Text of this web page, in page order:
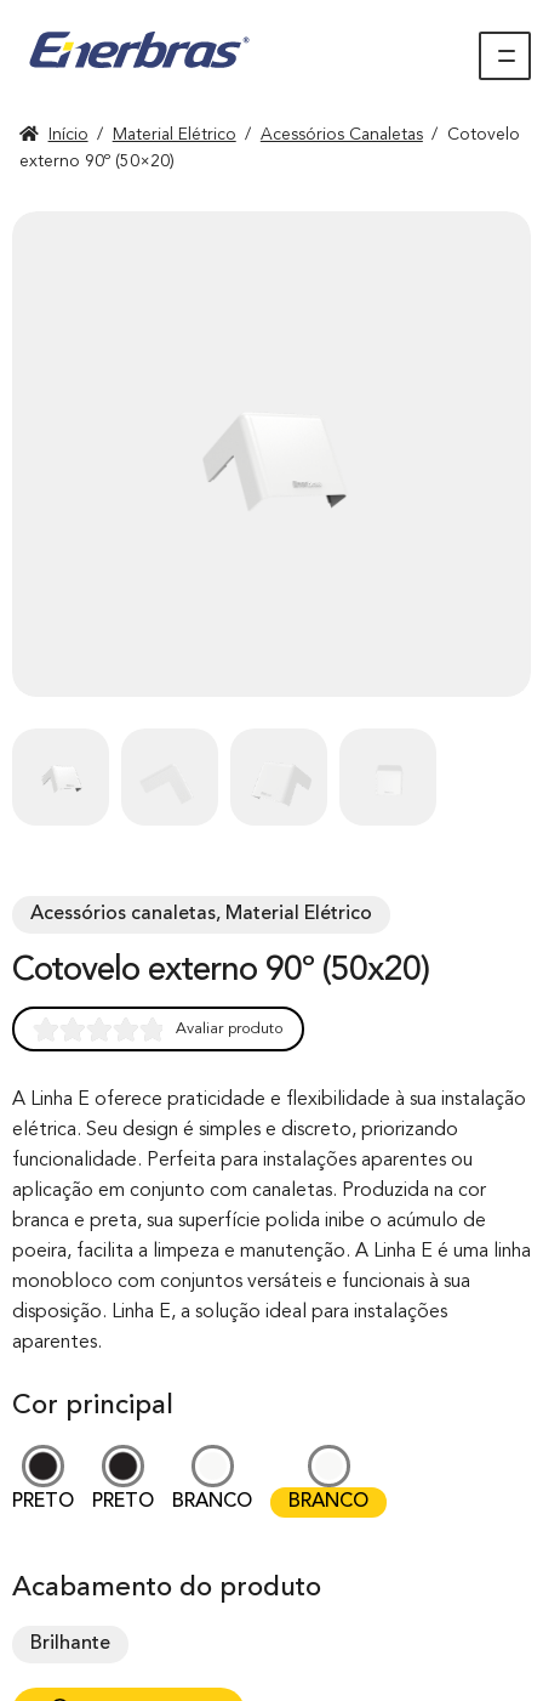
Início / Material Elétrico / Acessórios Canaletas /
Cotovelo
externo 90º (50×20)
Acessórios canaletas, Material Elétrico
Cotovelo externo 90º (50x20)
out of 0
based on
customer
rating
Avaliar produto
A Linha E oferece praticidade e flexibilidade à sua instalação
elétrica. Seu design é simples e discreto, priorizando
funcionalidade. Perfeita para instalações aparentes ou
aplicação em conjunto com canaletas. Produzida na cor
branca e preta, sua superfície polida inibe o acúmulo de
poeira, facilita a limpeza e manutenção. A Linha E é uma linha
monobloco com conjuntos versáteis e funcionais à sua
disposição. Linha E, a solução ideal para instalações
aparentes.
Cor principal
PRETO PRETO BRANCO BRANCO
Acabamento do produto
Brilhante